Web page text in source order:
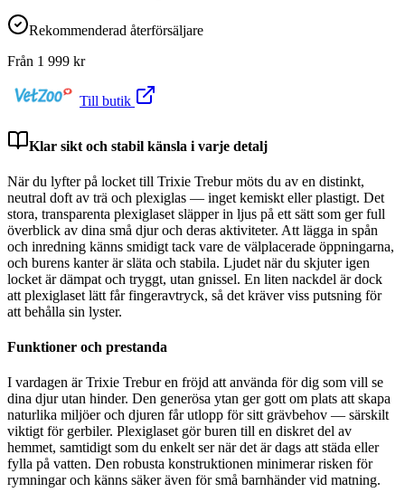
Rekommenderad återförsäljare
Från 1 999 kr
Till butik
Klar sikt och stabil känsla i varje detalj
När du lyfter på locket till Trixie Trebur möts du av en distinkt,
neutral doft av trä och plexiglas — inget kemiskt eller plastigt. Det
stora, transparenta plexiglaset släpper in ljus på ett sätt som ger full
överblick av dina små djur och deras aktiviteter. Att lägga in spån
och inredning känns smidigt tack vare de välplacerade öppningarna,
och burens kanter är släta och stabila. Ljudet när du skjuter igen
locket är dämpat och tryggt, utan gnissel. En liten nackdel är dock
att plexiglaset lätt får fingeravtryck, så det kräver viss putsning för
att behålla sin lyster.
Funktioner och prestanda
I vardagen är Trixie Trebur en fröjd att använda för dig som vill se
dina djur utan hinder. Den generösa ytan ger gott om plats att skapa
naturlika miljöer och djuren får utlopp för sitt grävbehov — särskilt
viktigt för gerbiler. Plexiglaset gör buren till en diskret del av
hemmet, samtidigt som du enkelt ser när det är dags att städa eller
fylla på vatten. Den robusta konstruktionen minimerar risken för
rymningar och känns säker även för små barnhänder vid matning.